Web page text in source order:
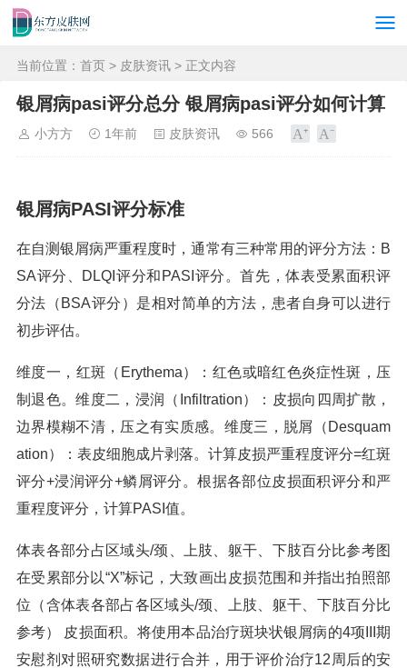
当前位置： 首页 > 皮肤资讯 > 正文内容
银屑病pasi评分总分 银屑病pasi评分如何计算
小方方 1年前 皮肤资讯 566
银屑病PASI评分标准
在自测银屑病严重程度时，通常有三种常用的评分方法：B
SA评分、DLQI评分和PASI评分。首先，体表受累面积评
分法（BSA评分）是相对简单的方法，患者自身可以进行
初步评估。
维度一，红斑（Erythema）：红色或暗红色炎症性斑，压
制退色。维度二，浸润（Infiltration）：皮损向四周扩散，
边界模糊不清，压之有实质感。维度三，脱屑（Desquam
ation）：表皮细胞成片剥落。计算皮损严重程度评分=红斑
评分+浸润评分+鳞屑评分。根据各部位皮损面积评分和严
重程度评分，计算PASI值。
体表各部分占区域头/颈、上肢、躯干、下肢百分比参考图
在受累部分以“X”标记，大致画出皮损范围和并指出拍照部
位（含体表各部占各区域头/颈、上肢、躯干、下肢百分比
参考） 皮损面积。将使用本品治疗斑块状银屑病的4项III期
安慰剂对照研究数据进行合并，用于评价治疗12周后的安